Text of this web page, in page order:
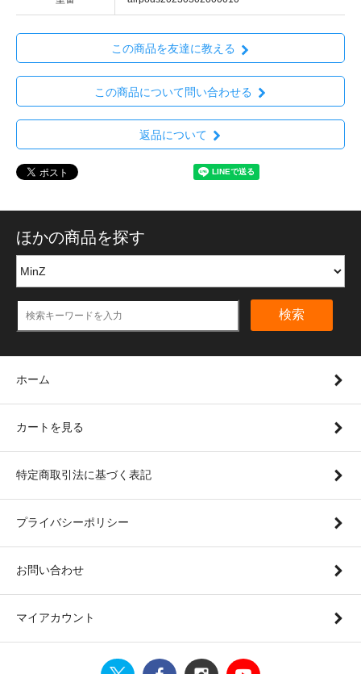
この商品を友達に教える
この商品について問い合わせる
返品について
ほかの商品を探す
検索
ホーム
カートを見る
特定商取引法に基づく表記
プライバシーポリシー
お問い合わせ
マイアカウント